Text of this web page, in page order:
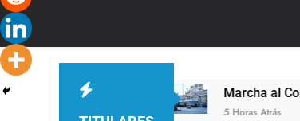
No Mienten» Marcha al
5 Horas Atrás